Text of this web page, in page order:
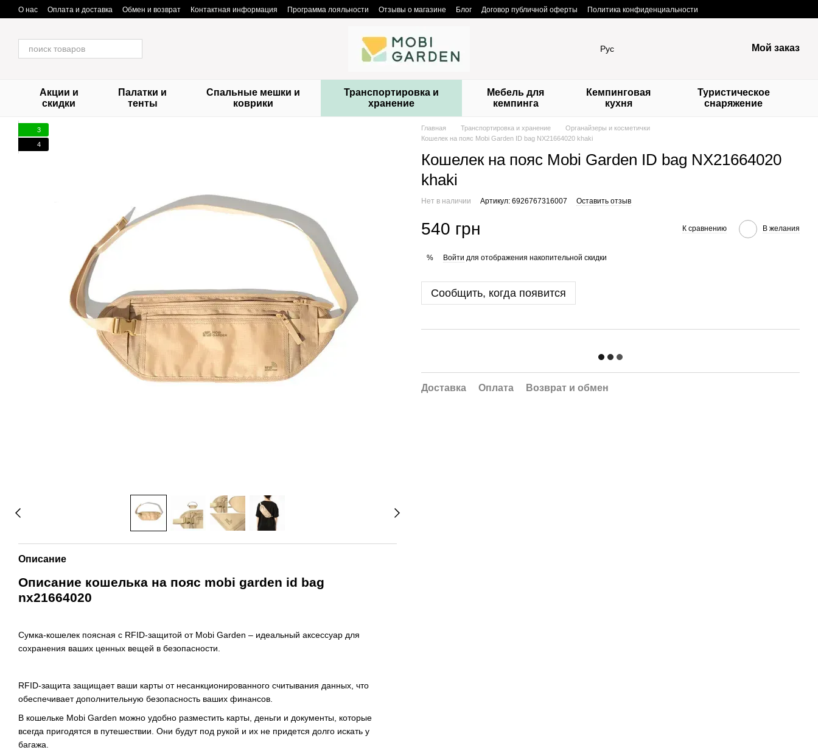
Перейти к основному контенту
О нас Оплата и доставка Обмен и возврат Контактная информация Программа лояльности Отзывы о магазине Блог Договор публичной оферты Политика конфиденциальности
Рус Мой заказ
Акции и
скидки
Палатки и
тенты
Спальные мешки и
коврики
Транспортировка и
хранение
Мебель для
кемпинга
Кемпинговая
кухня
Туристическое
снаряжение
3
4
Описание
Описание кошелька на пояс mobi garden id bag
nx21664020
Сумка-кошелек поясная с RFID-защитой от Mobi Garden – идеальный аксессуар для
сохранения ваших ценных вещей в безопасности.
RFID-защита защищает ваши карты от несанкционированного считывания данных, что
обеспечивает дополнительную безопасность ваших финансов.
В кошельке Mobi Garden можно удобно разместить карты, деньги и документы, которые
всегда пригодятся в путешествии. Они будут под рукой и их не придется долго искать у
багажа.
Главная Транспортировка и хранение
Органайзеры и косметички
Кошелек на пояс Mobi Garden ID bag NX21664020 khaki
Кошелек на пояс Mobi Garden ID bag NX21664020
khaki
Нет в наличии Артикул: 6926767316007 Оставить отзыв
540 грн К сравнению В желания
% Войти для отображения накопительной скидки
Сообщить, когда появится
Доставка Оплата Возврат и обмен